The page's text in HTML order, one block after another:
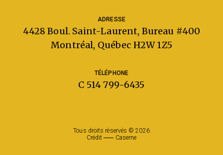
ADRESSE
4428 Boul. Saint-Laurent, Bureau #400
Montréal, Québec H2W 1Z5
TÉLÉPHONE
C 514 799-6435
Tous droits réservés © 2026
Crédit
Caserne